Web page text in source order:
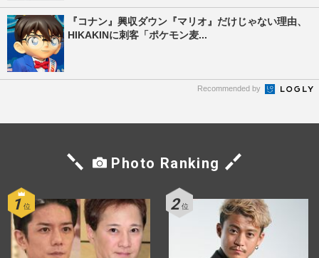
『コナン』興収ダウン『マリオ』だけじゃない理由、
HIKAKINに刺客「ポケモン麦...
Recommended by
Photo Ranking